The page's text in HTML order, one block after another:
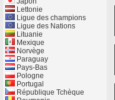
Lettonie
Ligue des champions
Ligue des Nations
Lituanie
Mexique
Norvège
Paraguay
Pays-Bas
Pologne
Portugal
République Tchèque